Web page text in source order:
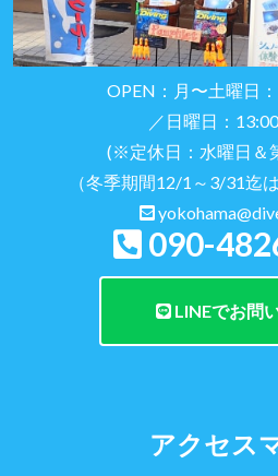
OPEN：月〜土曜日
／日曜日：
(※定休日：水曜日＆
（冬季期間12/1～3/31迄
090-
LINEでお問
アクセス